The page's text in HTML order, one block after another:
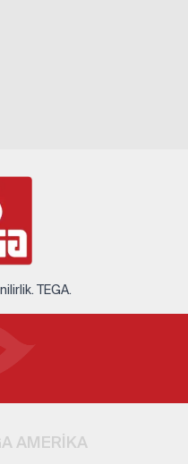
TEGA.
AMERİKA